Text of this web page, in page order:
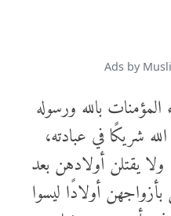
Ads by
بالله ورسوله
شريكًا في عبادته،
يقتلن أولادهن بعد
أولادًا ليسوا